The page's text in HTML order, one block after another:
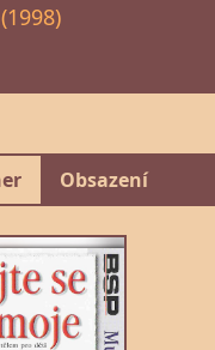
Obsazení